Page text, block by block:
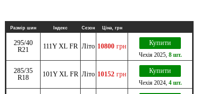
Размір шин Індекс Сезон Ціна, грн
295/40
R21
111Y XL FR Літо 10800 грн Купити
Чехія2025, 8 шт.
285/35
R18
101Y XL FR Літо 10152 грн Купити
Чехія2024, 4 шт.